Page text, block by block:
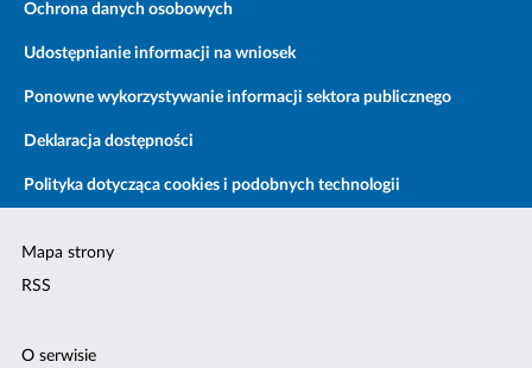
Ochrona danych osobowych
Udostępnianie informacji na wniosek
Ponowne wykorzystywanie informacji sektora publicznego
Deklaracja dostępności
Polityka dotycząca cookies i podobnych technologii
Mapa strony
RSS
O serwisie